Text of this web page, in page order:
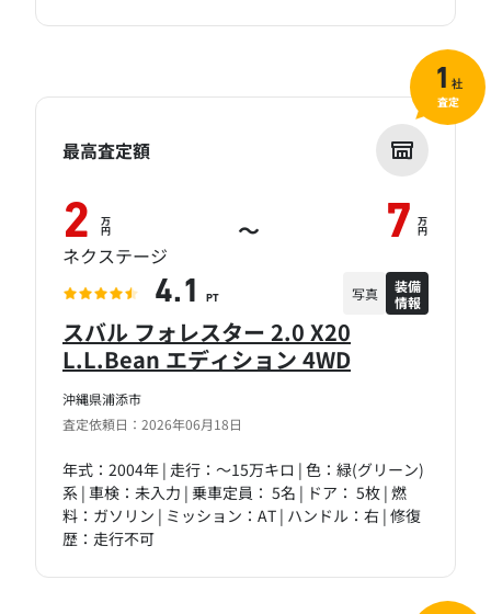
沖縄県浦添市
査定依頼日：2026年06月18日
スバル フォレスター 2.0 X20
L.L.Bean エディション 4WD
年式：2004年 | 走行：～15万キロ | 色：緑(グリーン)
系 | 車検：未入力 | 乗車定員： 5名 | ドア： 5枚 | 燃
料：ガソリン | ミッション：AT | ハンドル：右 | 修復
歴：走行不可
最高査定額
2 万
円 ～ 7 万
円
ネクステージ
4.1 PT 写真
装備
情報
1 社
査定